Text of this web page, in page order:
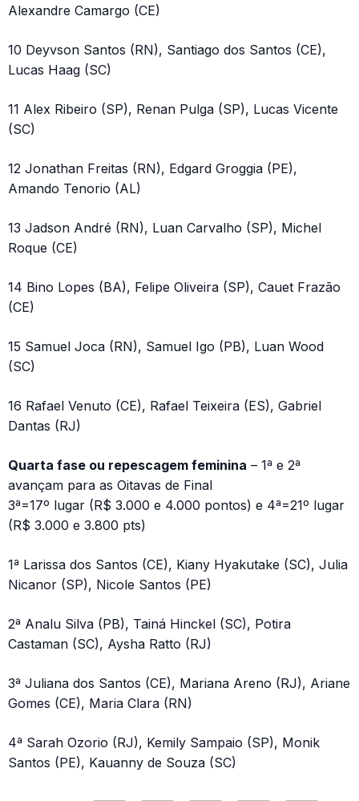
Alexandre Camargo (CE)
10 Deyvson Santos (RN), Santiago dos Santos (CE),
Lucas Haag (SC)
11 Alex Ribeiro (SP), Renan Pulga (SP), Lucas Vicente
(SC)
12 Jonathan Freitas (RN), Edgard Groggia (PE),
Amando Tenorio (AL)
13 Jadson André (RN), Luan Carvalho (SP), Michel
Roque (CE)
14 Bino Lopes (BA), Felipe Oliveira (SP), Cauet Frazão
(CE)
15 Samuel Joca (RN), Samuel Igo (PB), Luan Wood
(SC)
16 Rafael Venuto (CE), Rafael Teixeira (ES), Gabriel
Dantas (RJ)
Quarta fase ou repescagem feminina – 1ª e 2ª
avançam para as Oitavas de Final
3ª=17º lugar (R$ 3.000 e 4.000 pontos) e 4ª=21º lugar
(R$ 3.000 e 3.800 pts)
1ª Larissa dos Santos (CE), Kiany Hyakutake (SC), Julia
Nicanor (SP), Nicole Santos (PE)
2ª Analu Silva (PB), Tainá Hinckel (SC), Potira
Castaman (SC), Aysha Ratto (RJ)
3ª Juliana dos Santos (CE), Mariana Areno (RJ), Ariane
Gomes (CE), Maria Clara (RN)
4ª Sarah Ozorio (RJ), Kemily Sampaio (SP), Monik
Santos (PE), Kauanny de Souza (SC)